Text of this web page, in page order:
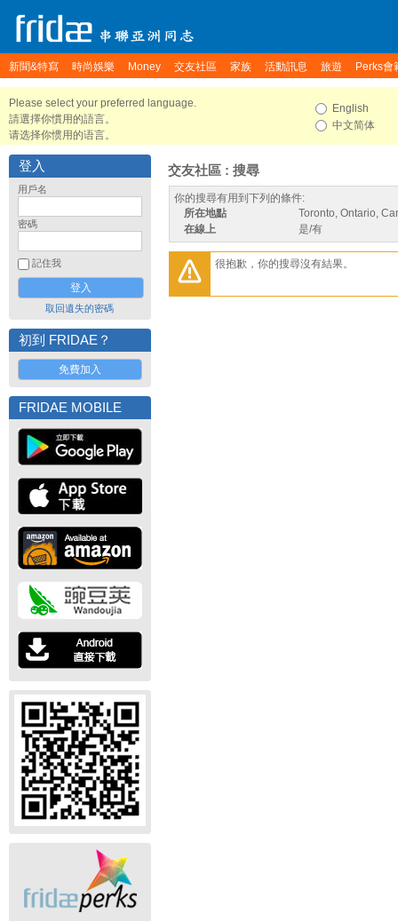
新聞&特寫 時尚娛樂 Money 交友社區 家族 活動訊息 旅遊 Perks會
Please select your preferred language.
請選擇你慣用的語言。
请选择你惯用的语言。
English
中文简体
登入
用戶名
密碼
記住我
取回遺失的密碼
初到 FRIDAE？
免費加入
FRIDAE MOBILE
交友社區 : 搜尋
你的搜尋有用到下列的條件:
所在地點
Toronto, Ontario,
在線上
是/有
很抱歉，你的搜尋沒有結果。